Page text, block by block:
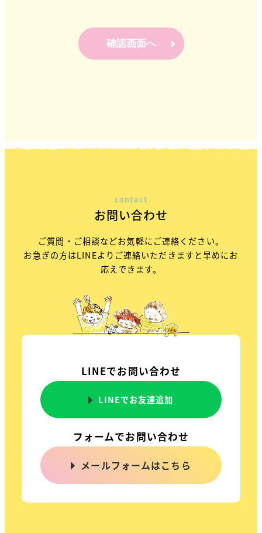
確認画面へ
contact
お問い合わせ
ご質問・ご相談などお気軽にご連絡ください。
お急ぎの方はLINEよりご連絡いただきますと早めにお
応えできます。
LINEでお問い合わせ
LINEでお友達追加
フォームでお問い合わせ
メールフォームはこちら